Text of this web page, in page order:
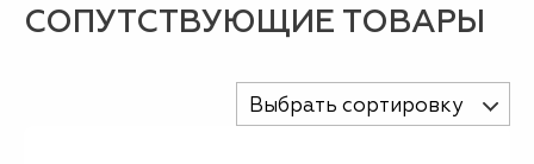
СОПУТСТВУЮЩИЕ ТОВАРЫ
Выбрать сортировку